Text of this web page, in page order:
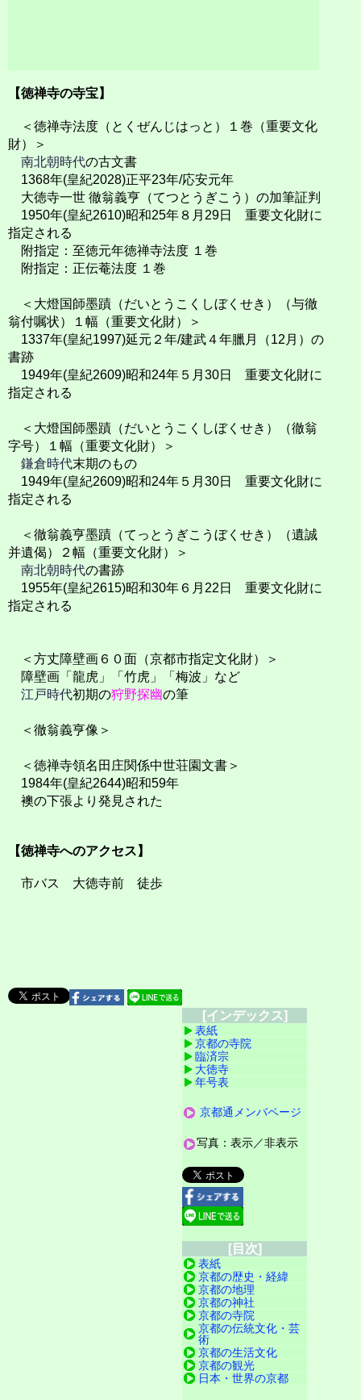
【徳禅寺の寺宝】
＜徳禅寺法度（とくぜんじはっと）１巻（重要文化
財）＞
南北朝時代の古文書
1368年(皇紀2028)正平23年/応安元年
大徳寺一世 徹翁義亨（てつとうぎこう）の加筆証判
1950年(皇紀2610)昭和25年８月29日 重要文化財に
指定される
附指定：至徳元年徳禅寺法度 １巻
附指定：正伝菴法度 １巻
＜大燈国師墨蹟（だいとうこくしぼくせき）（与徹
翁付嘱状）１幅（重要文化財）＞
1337年(皇紀1997)延元２年/建武４年臘月（12月）の
書跡
1949年(皇紀2609)昭和24年５月30日 重要文化財に
指定される
＜大燈国師墨蹟（だいとうこくしぼくせき）（徹翁
字号）１幅（重要文化財）＞
鎌倉時代末期のもの
1949年(皇紀2609)昭和24年５月30日 重要文化財に
指定される
＜徹翁義亨墨蹟（てっとうぎこうぼくせき）（遺誠
并遺偈）２幅（重要文化財）＞
南北朝時代の書跡
1955年(皇紀2615)昭和30年６月22日 重要文化財に
指定される
＜方丈障壁画６０面（京都市指定文化財）＞
障壁画「龍虎」「竹虎」「梅波」など
江戸時代初期の狩野探幽の筆
＜徹翁義亨像＞
＜徳禅寺領名田庄関係中世荘園文書＞
1984年(皇紀2644)昭和59年
襖の下張より発見された
【徳禅寺へのアクセス】
市バス 大徳寺前 徒歩
[インデックス]
表紙
京都の寺院
臨済宗
大徳寺
年号表
京都通メンバページ
写真：表示／非表示
[目次]
表紙
京都の歴史・経緯
京都の地理
京都の神社
京都の寺院
京都の伝統文化・芸
術
京都の生活文化
京都の観光
日本・世界の京都